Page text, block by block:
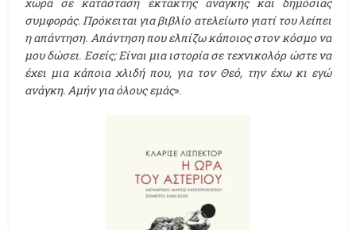
χώρα σε κατάσταση έκτακτης ανάγκης και δημόσιας
συμφοράς. Πρόκειται για βιβλίο ατελείωτο γιατί του λείπει
η απάντηση. Απάντηση που ελπίζω κάποιος στον κόσμο να
μου δώσει. Εσείς; Είναι μια ιστορία σε τεχνικολόρ ώστε να
έχει μια κάποια χλιδή που, για τον Θεό, την έχω κι εγώ
ανάγκη. Αμήν για όλους εμάς».